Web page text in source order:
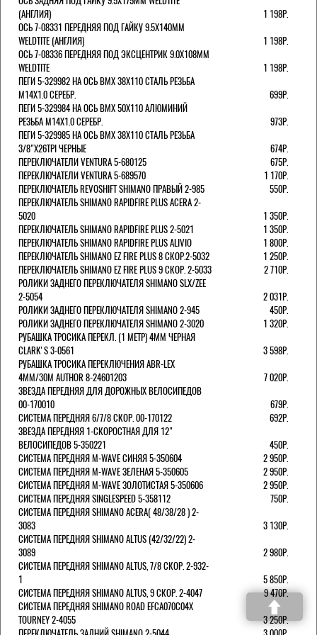
(АНГЛИЯ)
1 198Р.
ОСЬ 7-08331 ПЕРЕДНЯЯ ПОД ГАЙКУ 9.5Х140ММ
WELDTITE (АНГЛИЯ)
1 198Р.
ОСЬ 7-08336 ПЕРЕДНЯЯ ПОД ЭКСЦЕНТРИК 9.0Х108ММ
WELDTITE
1 198Р.
ПЕГИ 5-329982 НА ОСЬ BMX 38Х110 СТАЛЬ РЕЗЬБА
М14Х1.0 СЕРЕБР.
699Р.
ПЕГИ 5-329984 НА ОСЬ BMX 50Х110 АЛЮМИНИЙ
РЕЗЬБА М14Х1.0 СЕРЕБР.
973Р.
ПЕГИ 5-329985 НА ОСЬ BMX 38Х110 СТАЛЬ РЕЗЬБА
3/8"Х26TPI ЧЕРНЫЕ
674Р.
ПЕРЕКЛЮЧАТЕЛИ VENTURA 5-680125
675Р.
ПЕРЕКЛЮЧАТЕЛИ VENTURA 5-689570
1 170Р.
ПЕРЕКЛЮЧАТЕЛЬ REVOSHIFT SHIMANO ПРАВЫЙ 2-985
550Р.
ПЕРЕКЛЮЧАТЕЛЬ SHIMANO RAPIDFIRE PLUS ACERA 2-
5020
1 350Р.
ПЕРЕКЛЮЧАТЕЛЬ SHIMANO RAPIDFIRE PLUS 2-5021
1 350Р.
ПЕРЕКЛЮЧАТЕЛЬ SHIMANO RAPIDFIRE PLUS ALIVIO
1 800Р.
ПЕРЕКЛЮЧАТЕЛЬ SHIMANO EZ FIRE PLUS 8 СКОР.2-5032
1 250Р.
ПЕРЕКЛЮЧАТЕЛЬ SHIMANO EZ FIRE PLUS 9 СКОР. 2-5033
2 710Р.
РОЛИКИ ЗАДНЕГО ПЕРЕКЛЮЧАТЕЛЯ SHIMANO SLX/ZEE
2-5054
2 031Р.
РОЛИКИ ЗАДНЕГО ПЕРЕКЛЮЧАТЕЛЯ SHIMANO 2-945
450Р.
РОЛИКИ ЗАДНЕГО ПЕРЕКЛЮЧАТЕЛЯ SHIMANO 2-3020
1 320Р.
РУБАШКА ТРОСИКА ПЕРЕКЛ. (1 МЕТР) 4ММ ЧЕРНАЯ
СLARK'S 3-0561
3 598Р.
РУБАШКА ТРОСИКА ПЕРЕКЛЮЧЕНИЯ ABR-LEX
4MM/30M AUTHOR 8-24601203
7 020Р.
ЗВЕЗДА ПЕРЕДНЯЯ ДЛЯ ДОРОЖНЫХ ВЕЛОСИПЕДОВ
00-170010
679Р.
СИСТЕМА ПЕРЕДНЯЯ 6/7/8 СКОР. 00-170122
692Р.
ЗВЕЗДА ПЕРЕДНЯЯ 1-СКОРОСТНАЯ ДЛЯ 12"
ВЕЛОСИПЕДОВ 5-350221
450Р.
СИСТЕМА ПЕРЕДНЯЯ M-WAVE СИНЯЯ 5-350604
2 950Р.
СИСТЕМА ПЕРЕДНЯЯ M-WAVE ЗЕЛЕНАЯ 5-350605
2 950Р.
СИСТЕМА ПЕРЕДНЯЯ M-WAVE ЗОЛОТИСТАЯ 5-350606
2 950Р.
СИСТЕМА ПЕРЕДНЯЯ SINGLESPEED 5-358112
750Р.
СИСТЕМА ПЕРЕДНЯЯ SHIMANO ACERA( 48/38/28 ) 2-
3083
3 130Р.
СИСТЕМА ПЕРЕДНЯЯ SHIMANO ALTUS (42/32/22) 2-
3089
2 980Р.
СИСТЕМА ПЕРЕДНЯЯ SHIMANO ALTUS, 7/8 СКОР. 2-932-
1
5 850Р.
СИСТЕМА ПЕРЕДНЯЯ SHIMANO ALTUS, 9 СКОР. 2-4047
9 470Р.
СИСТЕМА ПЕРЕДНЯЯ SHIMANO ROAD EFCA070C04X
TOURNEY 2-4055
3 250Р.